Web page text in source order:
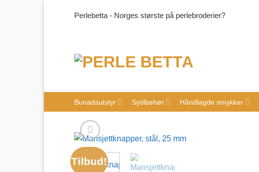
Perlebetta - Norges største på perlebroderier?
Bunadsutstyr Sytilbehør Håndlagde smykker
Tilbud!